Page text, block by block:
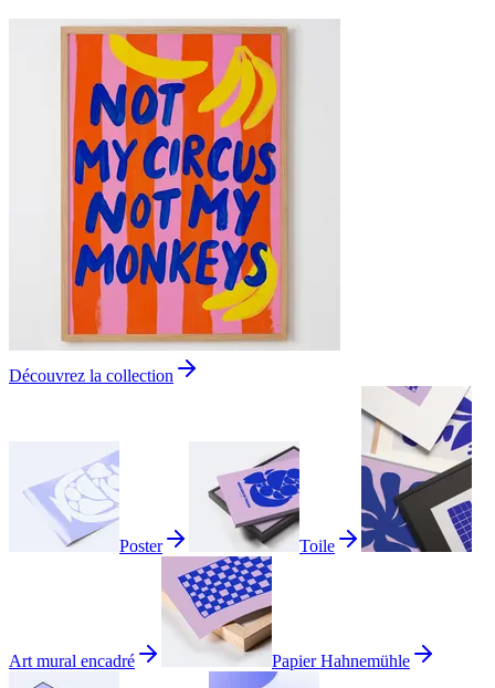
Découvrez la collection
Poster Toile
Art mural encadré Papier Hahnemühle